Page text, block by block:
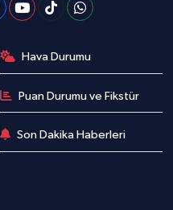
Hava Durumu
Puan Durumu ve Fikstür
Son Dakika Haberleri